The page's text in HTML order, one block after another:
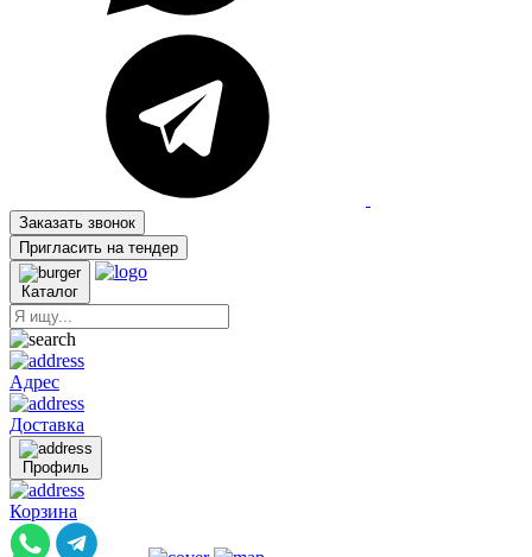
Заказать звонок
Пригласить на тендер
Каталог
Адрес
Доставка
Профиль
Корзина